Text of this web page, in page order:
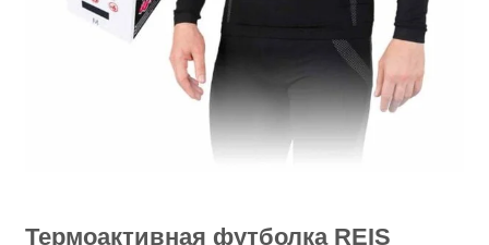
Термоактивная футболка REIS